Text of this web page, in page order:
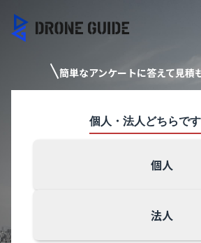
簡単なアンケートに答えて見積
個人・法人どちらで
個人
法人